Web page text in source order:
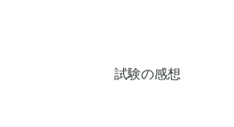
試験の感想